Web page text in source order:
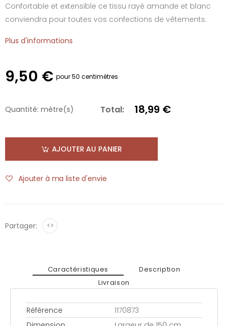
Confortable et extensible ce tissu rayé amande et blanc
conviendra pour toutes vos confections de vêtements.
Plus d'informations
9,50 € pour 50 centimètres
Quantité: mètre(s) Total: 18,99 €
AJOUTER AU PANIER
Ajouter à ma liste d'envie
Partager: <>
Caractéristiques
Description
Livraison
Référence
1170873